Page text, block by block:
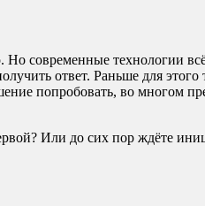
Но современные технологии
ответ. Раньше для
попробовать, во многом
Или до сих пор ждёте